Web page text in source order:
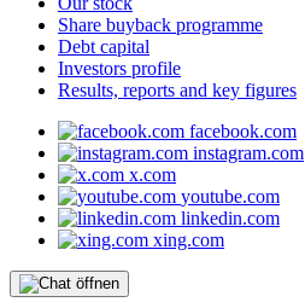
Share buyback programme
Debt capital
Investors profile
Results, reports and key figures
facebook.com
instagram.com
x.com
youtube.com
linkedin.com
xing.com